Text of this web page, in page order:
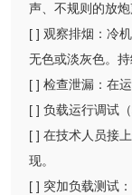
声、不规则的放炮
[ ] 观察排烟：冷
无色或淡灰色。
[ ] 检查泄漏：在
[ ] 负载运行调试
[ ] 在技术人员接
现。
[ ] 突加负载测试